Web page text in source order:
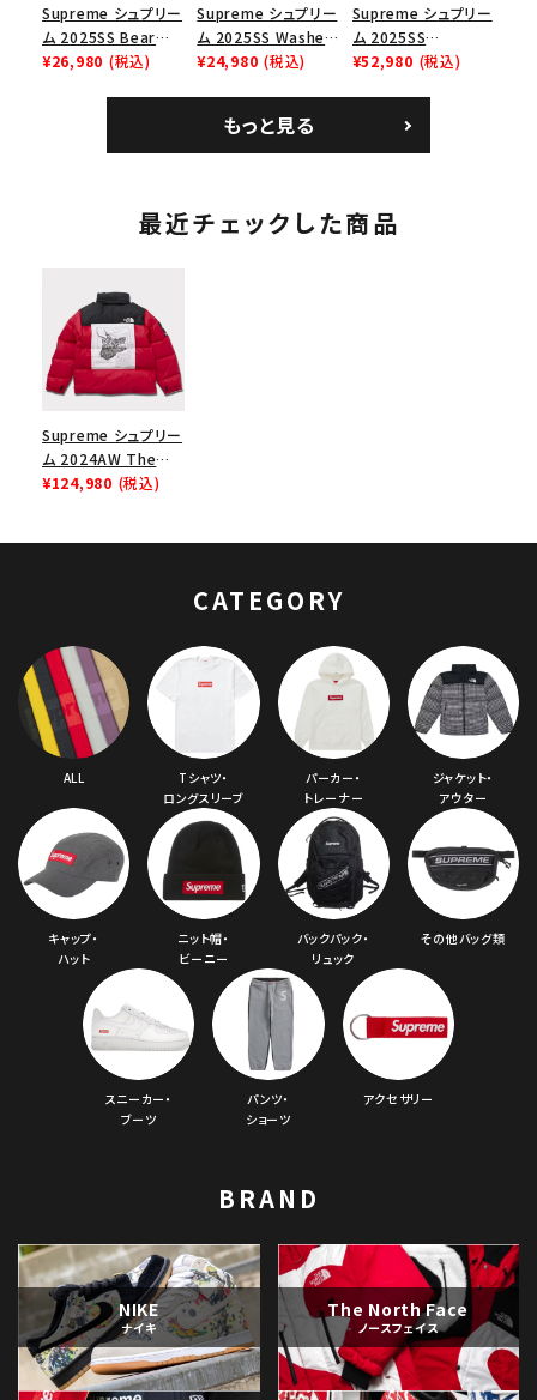
Supreme シュプリー
ム 2025SS Bear
Tee ベア Tシャツ ブ
¥26,980 (税込)
Supreme シュプリー
ム 2025SS Washed
Chino Twill Camp
ブラック 黒
¥24,980 (税込)
Supreme シュプリー
ム 2025SS
Bandana Football
¥52,980 (税込)
もっと見る
最近チェックした商品
Supreme シュプリー
ム 2024AW The
North Face Nuptse
¥124,980 (税込)
CATEGORY
ALL
Tシャツ・
ロングスリーブ
パーカー・
トレーナー
ジャケット・
アウター
キャップ・
ハット
ニット帽・
ビーニー
バックパック・
リュック
その他バッグ類
スニーカー・
ブーツ
パンツ・
ショーツ
アクセサリー
BRAND
NIKE
ナイキ
The North Face
ノースフェイス